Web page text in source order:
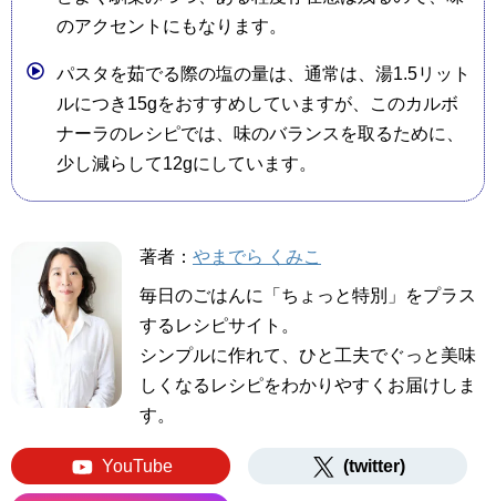
のアクセントにもなります。
パスタを茹でる際の塩の量は、通常は、湯1.5リット
ルにつき15gをおすすめしていますが、このカルボ
ナーラのレシピでは、味のバランスを取るために、
少し減らして12gにしています。
著者： やまでら くみこ
毎日のごはんに「ちょっと特別」をプラス
するレシピサイト。
シンプルに作れて、ひと工夫でぐっと美味
しくなるレシピをわかりやすくお届けしま
す。
YouTube (twitter)